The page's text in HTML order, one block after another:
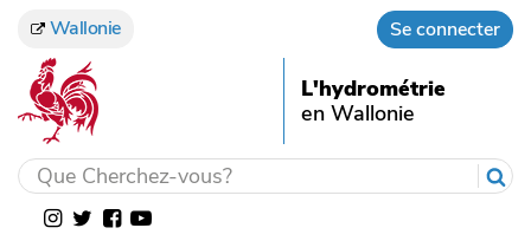
Wallonie Se connecter
L'hydrométrie
en Wallonie